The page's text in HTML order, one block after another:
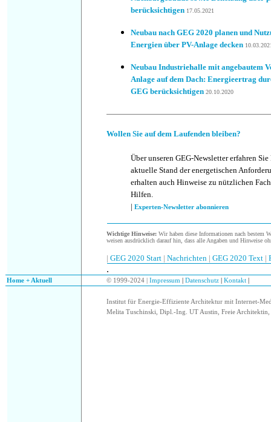
berücksichtigen 17.05.2021
Neubau nach GEG 2020 planen und
Energien über PV-Anlage decken
Neubau Industriehalle mit angebautem
Anlage auf dem Dach: Energieertrag
GEG berücksichtigen 20.10.2020
Wollen Sie auf dem Laufenden bleiben?
Über unseren GEG-Newsletter erfahren
aktuelle Stand der energetischen
erhalten auch Hinweise zu nützlichen
Hilfen.
| Experten-Newsletter abonnieren
Wichtige Hinweise: Wir haben diese Informationen nach bestem
weisen ausdrücklich darauf hin, dass alle Angaben und Hinweise
| GEG 2020 Start | Nachrichten | GEG 2020 Text |
.
Home + Aktuell © 1999-2024 | Impressum Datenschutz Kontakt
Institut für Energie-Effiziente Architektur mit Internet-
Melita Tuschinski, Dipl.-Ing. UT Austin, Freie Architektin,